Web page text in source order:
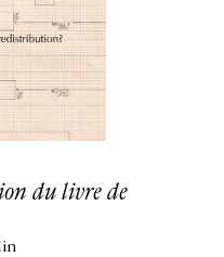
du livre de